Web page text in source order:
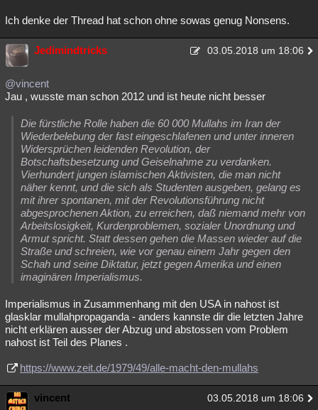
Ich denke der Thread hat schon ohne sowas genug Nonsens.
Jedimindtricks 03.05.2018 um 18:06
@vincent
Jau , wusste man schon 2012 und ist heute nicht besser
Die fürstliche Rolle haben die 60 000 Mullahs im Iran der
Wiederbelebung der fast eingeschlafenen und unter inneren
Widersprüchen leidenden Revolution, der
Botschaftsbesetzung und Geiselnahme zu verdanken.
Vierhundert jungen islamischen Aktivisten, die man nicht
näher kennt, und die sich als Studenten ausgeben, gelang es
mit ihrer spontanen, mit der Revolutionsführung nicht
abgesprochenen Aktion, zu erreichen, daß niemand mehr von
Arbeitslosigkeit, Kurdenproblemen, sozialer Unordnung und
Armut spricht. Statt dessen gehen die Massen wieder auf die
Straße und schreien, wie vor genau einem Jahr gegen den
Schah und seine Diktatur, jetzt gegen Amerika und einen
imaginären Imperialismus.
Imperialismus in Zusammenhang mit den USA in nahost ist
glasklar mullahpropaganda - anders kannste dir die letzten Jahre
nicht erklären ausser der Abzug und abstossen vom Problem
nahost ist Teil des Planes .
https://www.zeit.de/1979/49/alle-macht-den-mullahs
vincent 03.05.2018 um 18:06